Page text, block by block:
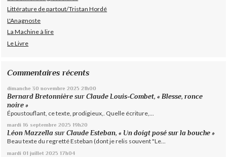
Littérature de partout/Tristan Hordé
L'Anagnoste
La Machine à lire
Le Livre
Commentaires récents
dimanche 30 novembre 2025 21h00
Bernard Bretonnière surClaude Louis-Combet, « Blesse, ronce
noire »
Époustouflant, ce texte, prodigieux,. Quelle écriture,...
mardi 16 septembre 2025 19h20
Léon Mazzella surClaude Esteban, « Un doigt posé sur la bouche »
Beau texte du regretté Esteban (dont je relis souvent "Le...
mardi 01 juillet 2025 17h04